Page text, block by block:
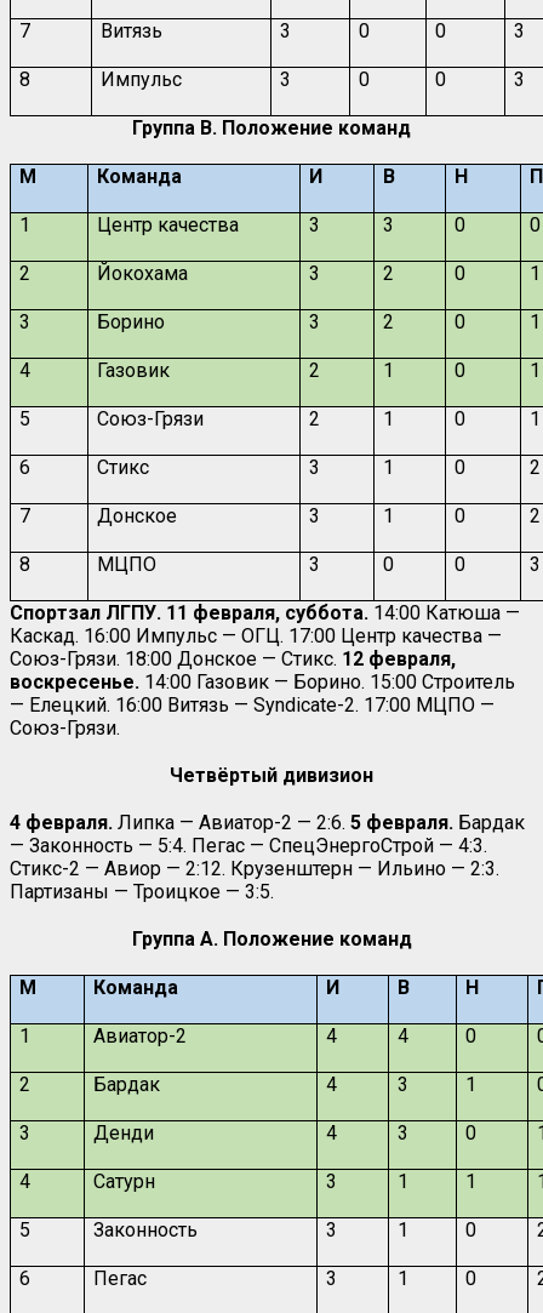
7 Витязь 3 0 0 3
8 Импульс 3 0 0 3
Группа B. Положение команд
М Команда И В Н П
1 Центр качества 3 3 0 0
2 Йокохама 3 2 0 1
3 Борино 3 2 0 1
4 Газовик 2 1 0 1
5 Союз-Грязи 2 1 0 1
6 Стикс 3 1 0 2
7 Донское 3 1 0 2
8 МЦПО 3 0 0 3
Спортзал ЛГПУ. 11 февраля, суббота. 14:00 Катюша —
Каскад. 16:00 Импульс — ОГЦ. 17:00 Центр качества —
Союз-Грязи. 18:00 Донское — Стикс. 12 февраля,
воскресенье. 14:00 Газовик — Борино. 15:00 Строитель
— Елецкий. 16:00 Витязь — Syndicate-2. 17:00 МЦПО —
Союз-Грязи.
Четвёртый дивизион
4 февраля. Липка — Авиатор-2 — 2:6. 5 февраля. Бардак
— Законность — 5:4. Пегас — СпецЭнергоСтрой — 4:3.
Стикс-2 — Авиор — 2:12. Крузенштерн — Ильино — 2:3.
Партизаны — Троицкое — 3:5.
Группа А. Положение команд
М Команда И В Н
1 Авиатор-2 4 4 0
2 Бардак 4 3 1
3 Денди 4 3 0
4 Сатурн 3 1 1
5 Законность 3 1 0
6 Пегас 3 1 0